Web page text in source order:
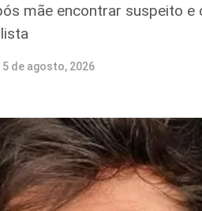
mãe encontrar suspeito
5 de agosto, 2026